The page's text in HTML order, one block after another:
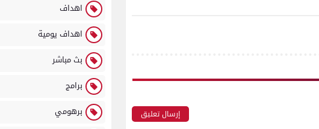
إرسال تعليق
اهداف
اهداف يومية
بث مباشر
برامج
برهومي